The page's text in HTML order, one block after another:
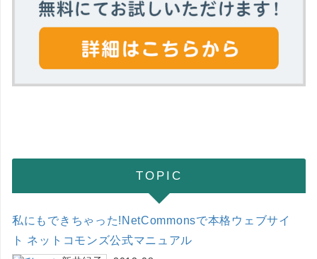
TOPIC
私にもできちゃった!NetCommonsで本格ウェブサイ
ト ネットコモンズ公式マニュアル